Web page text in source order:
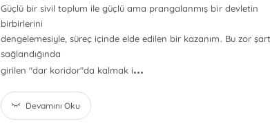
Güçlü bir sivil toplum ile güçlü ama prangalanmış bir devletin
birbirlerini
dengelemesiyle, süreç içinde elde edilen bir kazanım. Bu zor
sağlandığında
girilen "dar koridor"da kalmak i...
Devamını Oku